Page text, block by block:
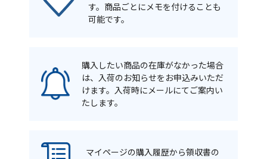
す。商品ごとにメモを付けることも
可能です。
購入したい商品の在庫がなかった場合
は、入荷のお知らせをお申込みいただ
けます。入荷時にメールにてご案内い
たします。
マイページの購入履歴から領収書の